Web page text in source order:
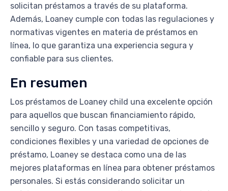
solicitan préstamos a través de su plataforma.
Además, Loaney cumple con todas las regulaciones y
normativas vigentes en materia de préstamos en
línea, lo que garantiza una experiencia segura y
confiable para sus clientes.
En resumen
Los préstamos de Loaney child una excelente opción
para aquellos que buscan financiamiento rápido,
sencillo y seguro. Con tasas competitivas,
condiciones flexibles y una variedad de opciones de
préstamo, Loaney se destaca como una de las
mejores plataformas en línea para obtener préstamos
personales. Si estás considerando solicitar un